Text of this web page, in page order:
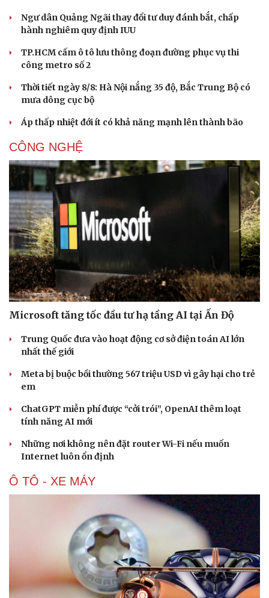
Văn hóa
Sân khấu - Điện ảnh
Văn học
Âm nhạc
Di sản
Giải trí
Thời trang
Sao Việt
Ngư dân Quảng Ngãi thay đổi tư duy đánh bắt, chấp
hành nghiêm quy định IUU
TP.HCM cấm ô tô lưu thông đoạn đường phục vụ thi
công metro số 2
Thời tiết ngày 8/8: Hà Nội nắng 35 độ, Bắc Trung Bộ có
mưa dông cục bộ
Áp thấp nhiệt đới ít có khả năng mạnh lên thành bão
CÔNG NGHỆ
Microsoft tăng tốc đầu tư hạ tầng AI tại Ấn Độ
Trung Quốc đưa vào hoạt động cơ sở điện toán AI lớn
nhất thế giới
Meta bị buộc bồi thường 567 triệu USD vì gây hại cho trẻ
em
ChatGPT miễn phí được “cởi trói”, OpenAI thêm loạt
tính năng AI mới
Những nơi không nên đặt router Wi-Fi nếu muốn
Internet luôn ổn định
Ô TÔ - XE MÁY